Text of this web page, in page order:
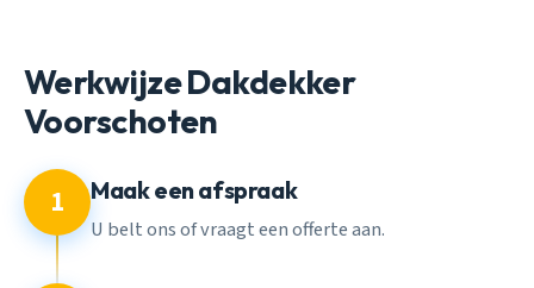
Werkwijze Dakdekker
Voorschoten
1 Maak een afspraak
U belt ons of vraagt een offerte aan.